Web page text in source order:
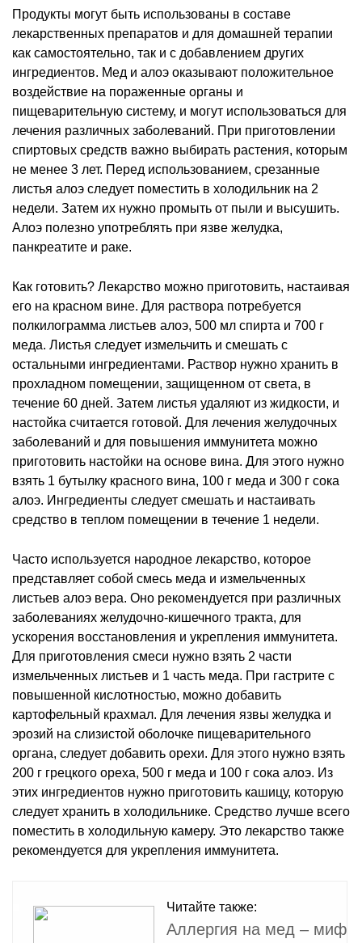
Продукты могут быть использованы в составе
лекарственных препаратов и для домашней терапии
как самостоятельно, так и с добавлением других
ингредиентов. Мед и алоэ оказывают положительное
воздействие на пораженные органы и
пищеварительную систему, и могут использоваться для
лечения различных заболеваний. При приготовлении
спиртовых средств важно выбирать растения, которым
не менее 3 лет. Перед использованием, срезанные
листья алоэ следует поместить в холодильник на 2
недели. Затем их нужно промыть от пыли и высушить.
Алоэ полезно употреблять при язве желудка,
панкреатите и раке.
Как готовить? Лекарство можно приготовить, настаивая
его на красном вине. Для раствора потребуется
полкилограмма листьев алоэ, 500 мл спирта и 700 г
меда. Листья следует измельчить и смешать с
остальными ингредиентами. Раствор нужно хранить в
прохладном помещении, защищенном от света, в
течение 60 дней. Затем листья удаляют из жидкости, и
настойка считается готовой. Для лечения желудочных
заболеваний и для повышения иммунитета можно
приготовить настойки на основе вина. Для этого нужно
взять 1 бутылку красного вина, 100 г меда и 300 г сока
алоэ. Ингредиенты следует смешать и настаивать
средство в теплом помещении в течение 1 недели.
Часто используется народное лекарство, которое
представляет собой смесь меда и измельченных
листьев алоэ вера. Оно рекомендуется при различных
заболеваниях желудочно-кишечного тракта, для
ускорения восстановления и укрепления иммунитета.
Для приготовления смеси нужно взять 2 части
измельченных листьев и 1 часть меда. При гастрите с
повышенной кислотностью, можно добавить
картофельный крахмал. Для лечения язвы желудка и
эрозий на слизистой оболочке пищеварительного
органа, следует добавить орехи. Для этого нужно взять
200 г грецкого ореха, 500 г меда и 100 г сока алоэ. Из
этих ингредиентов нужно приготовить кашицу, которую
следует хранить в холодильнике. Средство лучше всего
поместить в холодильную камеру. Это лекарство также
рекомендуется для укрепления иммунитета.
Читайте также:
Аллергия на мед – миф